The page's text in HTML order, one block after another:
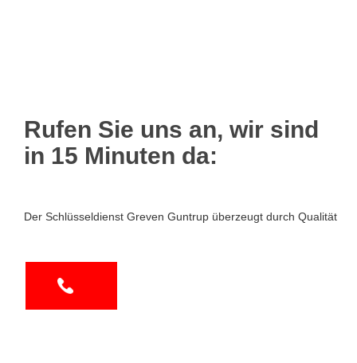
Rufen Sie uns an, wir sind
in 15 Minuten da:
Der Schlüsseldienst Greven Guntrup überzeugt durch Qualität